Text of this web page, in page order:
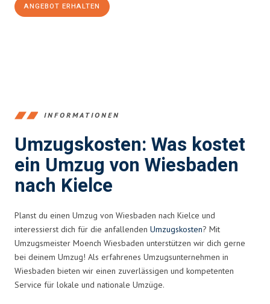
ANGEBOT ERHALTEN
INFORMATIONEN
Umzugskosten: Was kostet
ein Umzug von Wiesbaden
nach Kielce
Planst du einen Umzug von Wiesbaden nach Kielce und
interessierst dich für die anfallenden Umzugskosten? Mit
Umzugsmeister Moench Wiesbaden unterstützen wir dich gerne
bei deinem Umzug! Als erfahrenes Umzugsunternehmen in
Wiesbaden bieten wir einen zuverlässigen und kompetenten
Service für lokale und nationale Umzüge.